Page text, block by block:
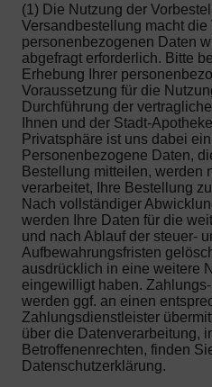
(1) Die Nutzung der
Versandbestellung macht die
personenbezogenen Daten
abgefragt erforderlich. Bitte
Erhebung Ihrer
Voraussetzung für die
Durchführung der
Ihnen und der Stadt-
Privatsphäre ist uns dabei
Personenbezogene Daten,
Bestellung mitteilen, werden
verarbeitet, Ihre Bestellung
Nach vollständiger
werden Ihre Daten für die
und nach Ablauf der steuer-
Aufbewahrungsfristen
ausdrücklich in eine weitere
eingewilligt haben.
werden ggf. an einen
Zahlungsdienstleister
über die Datenverarbeitung,
Betroffenenrechten, finden
Datenschutzerklärung.